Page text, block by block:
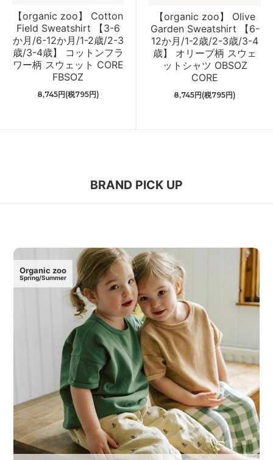
【organic zoo】 Cotton
Field Sweatshirt 【3-6
か月/6-12か月/1-2歳/2-3
歳/3-4歳】 コットンフラ
ワー柄 スウェット CORE
FBSOZ
8,745円(税795円)
【organic zoo】 Olive
Garden Sweatshirt 【6-
12か月/1-2歳/2-3歳/3-4
歳】 オリーブ柄 スウェ
ットシャツ OBSOZ
CORE
8,745円(税795円)
BRAND PICK UP
Organic zoo
Spring/Summer